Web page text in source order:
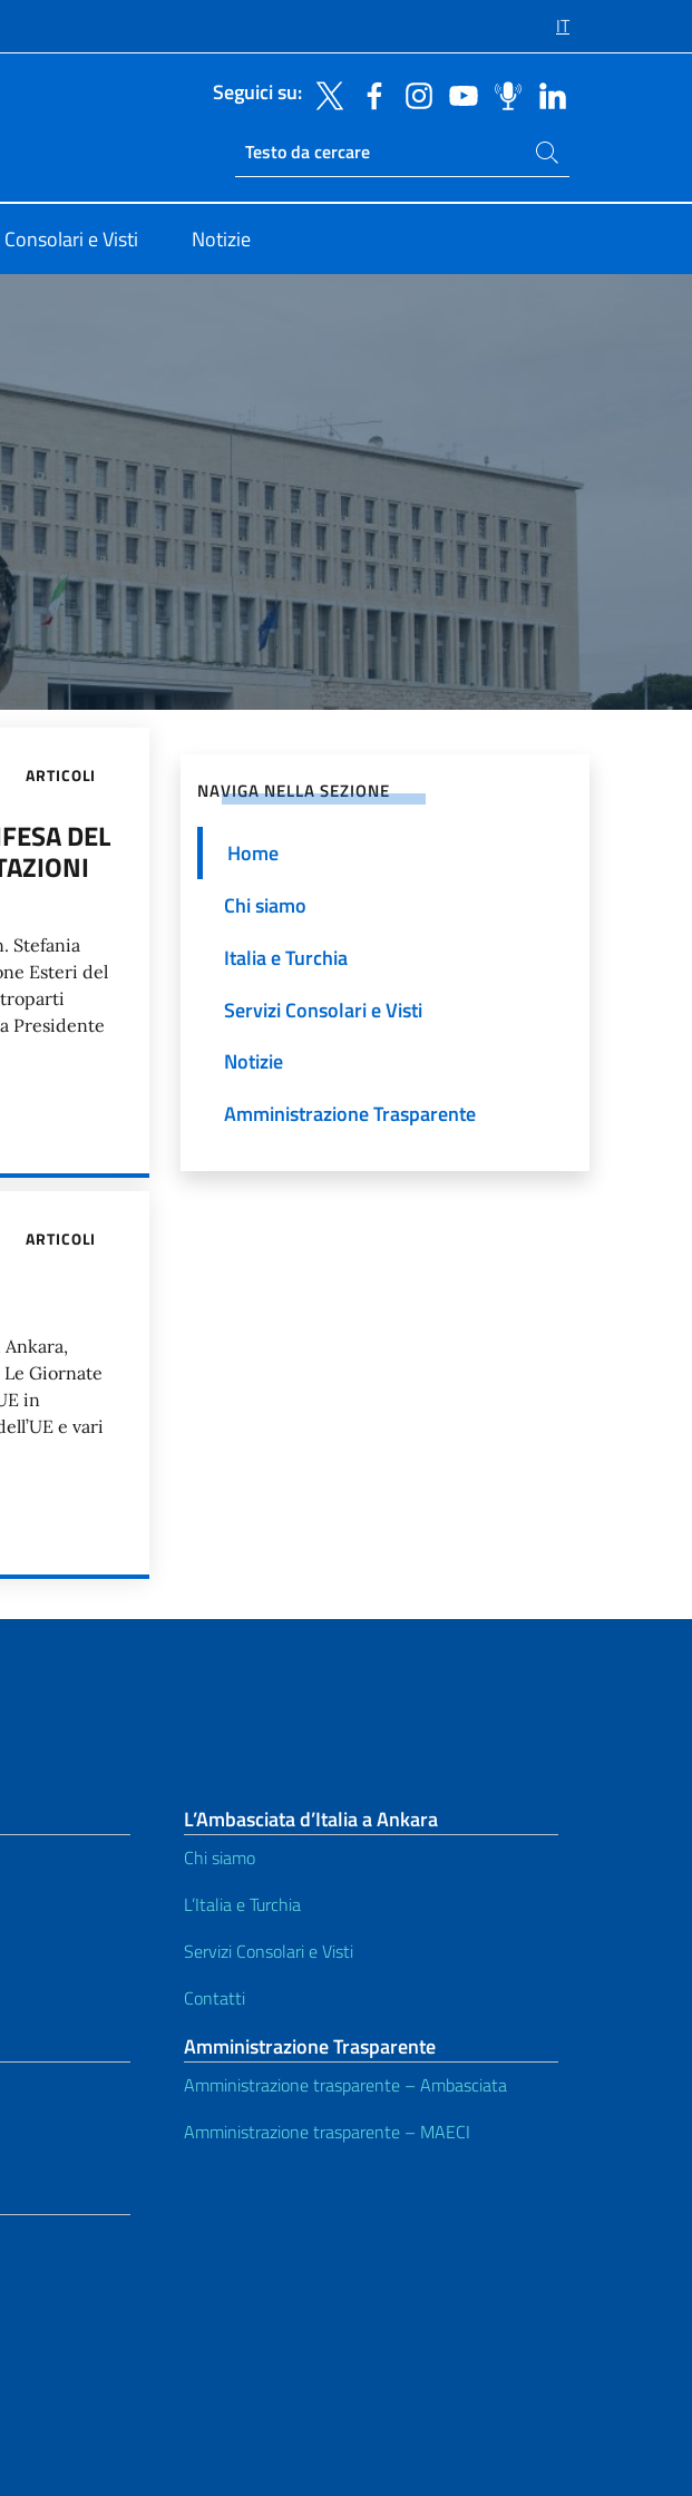
IT
Seguici su:
Ricerca sito live
Cerca nel sito
e Visti Notizie
ARTICOLI
DEL
Stefania
Esteri del
Presidente
ARTICOLI
Le Giornate
in
e vari
NAVIGA NELLA SEZIONE
Home
Chi siamo
Italia e Turchia
Servizi Consolari e Visti
Notizie
Amministrazione Trasparente
L’Ambasciata d’Italia a Ankara
Chi siamo
L’Italia e Turchia
Servizi Consolari e Visti
Contatti
Amministrazione Trasparente
Amministrazione trasparente – Ambasciata
Amministrazione trasparente – MAECI